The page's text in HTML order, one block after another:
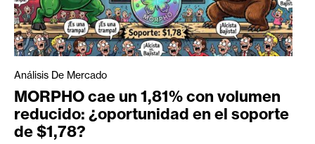
Análisis De Mercado
MORPHO cae un 1,81% con volumen
reducido: ¿oportunidad en el soporte
de $1,78?